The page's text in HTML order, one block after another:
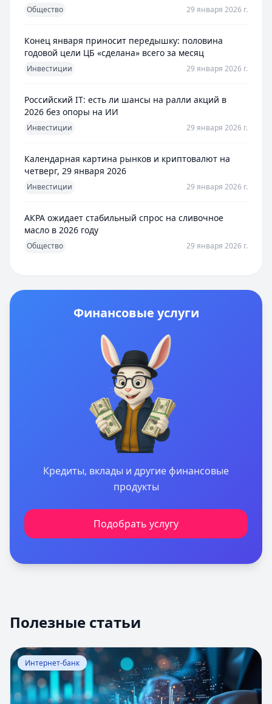
Общество 29 января 2026 г.
Конец января приносит передышку: половина
годовой цели ЦБ «сделана» всего за месяц
Инвестиции 29 января 2026 г.
Российский IT: есть ли шансы на ралли акций в
2026 без опоры на ИИ
Инвестиции 29 января 2026 г.
Календарная картина рынков и криптовалют на
четверг, 29 января 2026
Инвестиции 29 января 2026 г.
АКРА ожидает стабильный спрос на сливочное
масло в 2026 году
Общество 29 января 2026 г.
Финансовые услуги
Кредиты, вклады и другие финансовые
продукты
Подобрать услугу
Полезные статьи
Перейти к статье:Оценка вероятности банкротства
Интернет-банк